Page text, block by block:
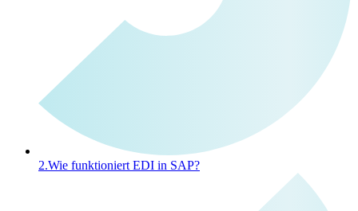
2.Wie funktioniert EDI in SAP?